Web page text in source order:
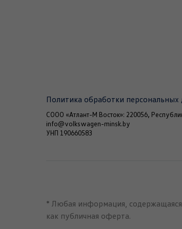
Политика обработки персональных
СООО «Атлант-М Восток»: 220056,
info@volkswagen-minsk.by
УНП 190660583
* Любая информация, содержащаяся
как публичная оферта.